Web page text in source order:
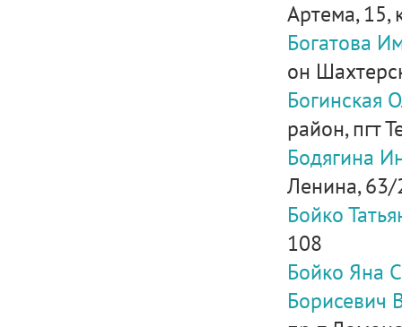
Артема, 15,
Богатова
он
Богинская
район, пгт
Бодягина
Ленина, 63/
Бойко
108
Бойко Яна
Борисевич